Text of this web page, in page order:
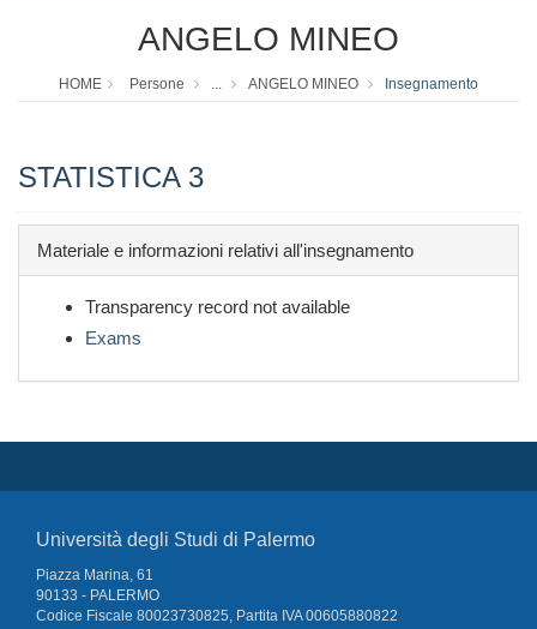
ANGELO MINEO
HOME Persone ... ANGELO MINEO Insegnamento
STATISTICA 3
Materiale e informazioni relativi all'insegnamento
Transparency record not available
Exams
Università degli Studi di Palermo
Piazza Marina, 61
90133 - PALERMO
Codice Fiscale 80023730825, Partita IVA 00605880822